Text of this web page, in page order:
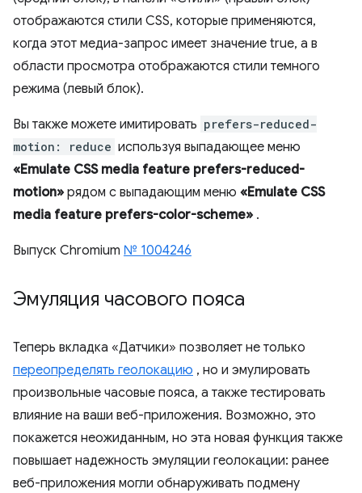
отображаются стили CSS, которые применяются,
когда этот медиа-запрос имеет значение true, а в
области просмотра отображаются стили темного
режима (левый блок).
Вы также можете имитировать prefers-reduced-
motion: reduce используя выпадающее меню
«Emulate CSS media feature prefers-reduced-
motion» рядом с выпадающим меню «Emulate CSS
media feature prefers-color-scheme» .
Выпуск Chromium № 1004246
Эмуляция часового пояса
Теперь вкладка «Датчики» позволяет не только
переопределять геолокацию , но и эмулировать
произвольные часовые пояса, а также тестировать
влияние на ваши веб-приложения. Возможно, это
покажется неожиданным, но эта новая функция также
повышает надежность эмуляции геолокации: ранее
веб-приложения могли обнаруживать подмену